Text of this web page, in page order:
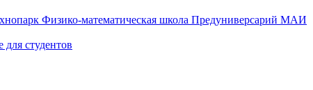
Физико-математическая школа Предуниверсарий МАИ
студентов